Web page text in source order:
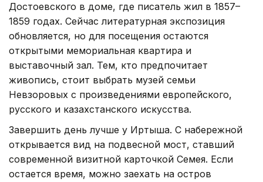
Достоевского в доме, где писатель жил в 1857–
1859 годах. Сейчас литературная экспозиция
обновляется, но для посещения остаются
открытыми мемориальная квартира и
выставочный зал. Тем, кто предпочитает
живопись, стоит выбрать музей семьи
Невзоровых с произведениями европейского,
русского и казахстанского искусства.
Завершить день лучше у Иртыша. С набережной
открывается вид на подвесной мост, ставший
современной визитной карточкой Семея. Если
остается время, можно заехать на остров